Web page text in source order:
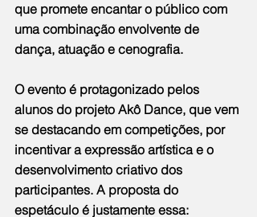
que promete encantar o público com
uma combinação envolvente de
dança, atuação e cenografia.
O evento é protagonizado pelos
alunos do projeto Akô Dance, que vem
se destacando em competições, por
incentivar a expressão artística e o
desenvolvimento criativo dos
participantes. A proposta do
espetáculo é justamente essa: